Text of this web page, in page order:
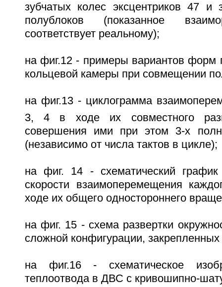
зубчатых колес эксцентриков 47 и
полублоков (показанное
соответствует реальному);
на фиг.12 - примеры вариантов форм
кольцевой камеры при совмещении
на фиг.13 - циклограмма
3, 4 в ходе их совместного
совершения ими при этом 3-х
(независимо от числа тактов в цикле);
на фиг. 14 - схематический график
скорости взаимоперемещения
ходе их общего одностороннего
на фиг. 15 - схема развертки
сложной конфигурации,
на фиг.16 - схематическое
теплоотвода в ДВС с кривошипно-